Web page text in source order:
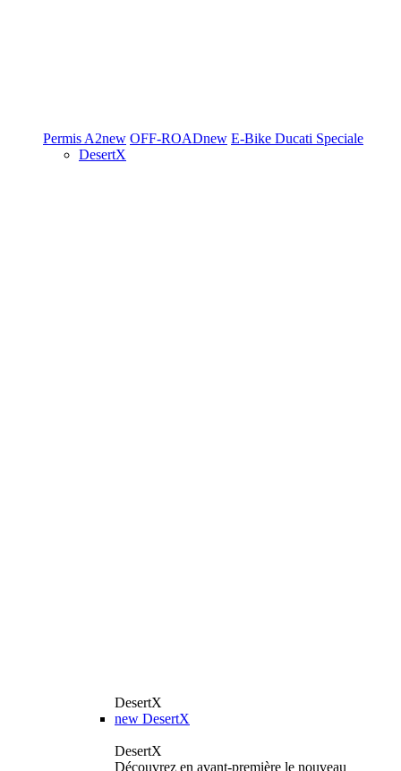
Permis A2new OFF-ROADnew E-Bike Ducati Speciale
DesertX
DesertX
new DesertX
DesertX
Découvrez en avant-première le nouveau